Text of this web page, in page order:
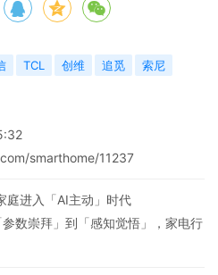
TCL 创维 追觅
索尼
smarthome/11237
庭进入「AI主动」时代
数崇拜」到「感知觉悟」，家电行